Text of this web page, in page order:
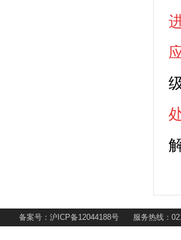
备案号：沪ICP备12044188号 服务热线：